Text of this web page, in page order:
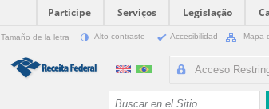
Participe Serviços Legislação
Tamaño de la letra Alto contraste Accesibilidad Mapa
Acceso